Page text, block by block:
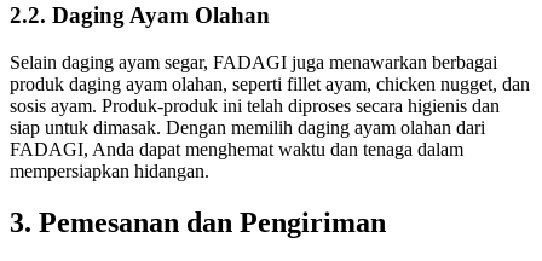
2.2. Daging Ayam Olahan
Selain daging ayam segar, FADAGI juga menawarkan berbagai
produk daging ayam olahan, seperti fillet ayam, chicken nugget, dan
sosis ayam. Produk-produk ini telah diproses secara higienis dan
siap untuk dimasak. Dengan memilih daging ayam olahan dari
FADAGI, Anda dapat menghemat waktu dan tenaga dalam
mempersiapkan hidangan.
3. Pemesanan dan Pengiriman